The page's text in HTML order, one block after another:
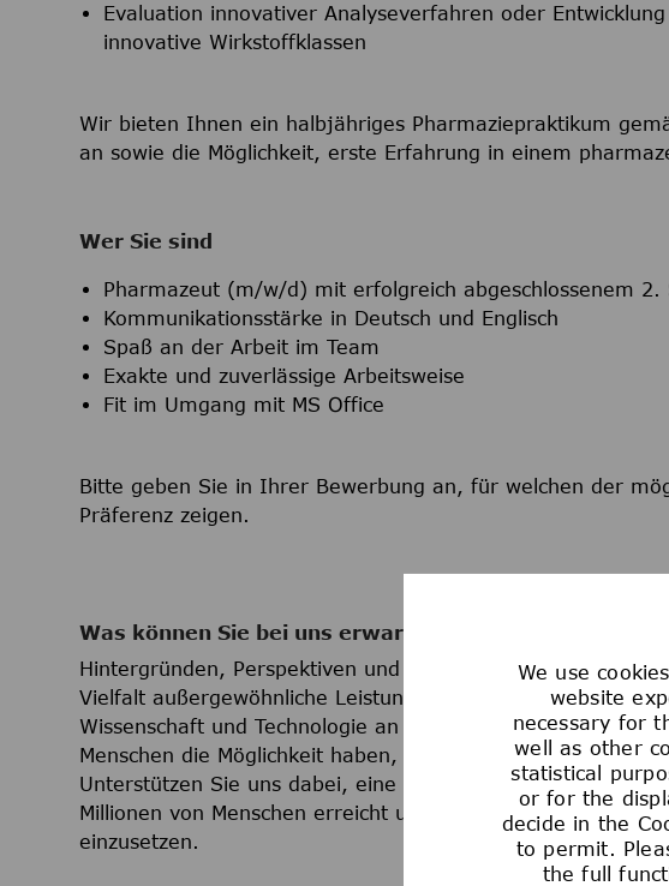
We use
website
necessary for
well as other
statistical
or for the
decide in the
to permit.
the full
Evaluation innovativer Analyseverfahren oder
innovative Wirkstoffklassen
Wir bieten Ihnen ein halbjähriges Pharmaziepraktikum
an sowie die Möglichkeit, erste Erfahrung in einem
Wer Sie sind
Pharmazeut (m/w/d) mit erfolgreich abgeschlossenem 2.
Kommunikationsstärke in Deutsch und Englisch
Spaß an der Arbeit im Team
Exakte und zuverlässige Arbeitsweise
Fit im Umgang mit MS Office
Bitte geben Sie in Ihrer Bewerbung an, für welchen der
Präferenz zeigen.
Was können Sie bei uns erwarten?
Hintergründen, Perspektiven und Lebenserfahrungen
Vielfalt außergewöhnliche Leistung und Innovation fördert
Wissenschaft und Technologie an der Spitze zu stehen. Wir
Menschen die Möglichkeit haben, sich in ihrem eigenen
Unterstützen Sie uns dabei, eine Kultur der Integration
Millionen von Menschen erreicht und jeden ermutigt, sich
einzusetzen.